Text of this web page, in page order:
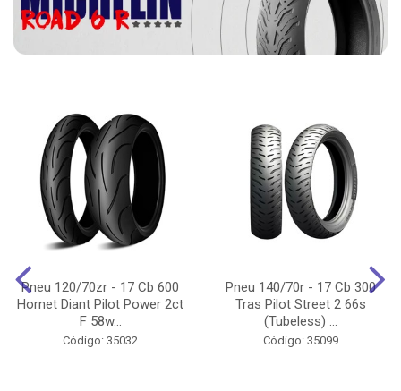
Pneu 120/70zr - 17 Cb 600
Hornet Diant Pilot Power 2ct
F 58w...
Código: 35032
Pneu 140/70r - 17 Cb 300
Tras Pilot Street 2 66s
(Tubeless) ...
Código: 35099